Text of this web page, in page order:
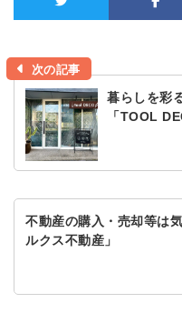
次の記事
暮らしを彩
「TOOL
不動産の購入・売却等は
ルクス不動産」